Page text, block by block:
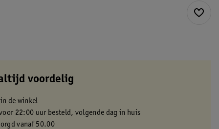
voordelig
de winkel
22:00 uur besteld, volgende dag in huis
vanaf 50.00